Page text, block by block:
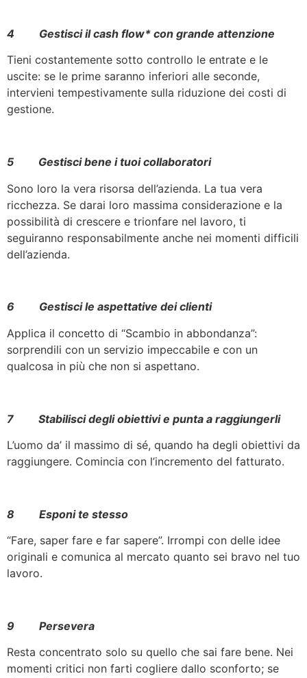
4 Gestisci il cash flow* con grande attenzione
Tieni costantemente sotto controllo le entrate e le
uscite: se le prime saranno inferiori alle seconde,
intervieni tempestivamente sulla riduzione dei costi di
gestione.
5 Gestisci bene i tuoi collaboratori
Sono loro la vera risorsa dell’azienda. La tua vera
ricchezza. Se darai loro massima considerazione e la
possibilità di crescere e trionfare nel lavoro, ti
seguiranno responsabilmente anche nei momenti difficili
dell’azienda.
6 Gestisci le aspettative dei clienti
Applica il concetto di “Scambio in abbondanza”:
sorprendili con un servizio impeccabile e con un
qualcosa in più che non si aspettano.
7 Stabilisci degli obiettivi e punta a raggiungerli
L’uomo da’ il massimo di sé, quando ha degli obiettivi da
raggiungere. Comincia con l’incremento del fatturato.
8 Esponi te stesso
“Fare, saper fare e far sapere”. Irrompi con delle idee
originali e comunica al mercato quanto sei bravo nel tuo
lavoro.
9 Persevera
Resta concentrato solo su quello che sai fare bene. Nei
momenti critici non farti cogliere dallo sconforto; se